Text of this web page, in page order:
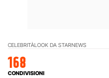
CELEBRITÀLOOK DA STARNEWS
168
CONDIVISIONI